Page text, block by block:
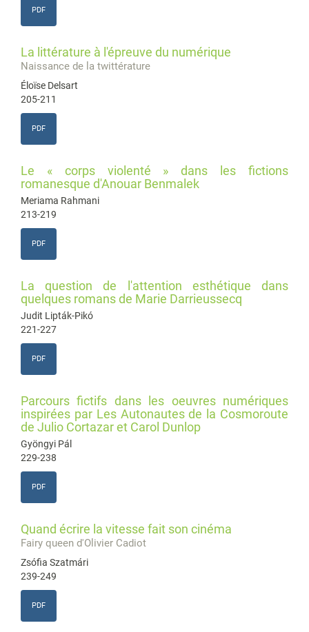
PDF
La littérature à l'épreuve du numérique
Naissance de la twittérature
Éloïse Delsart
205-211
PDF
Le « corps violenté » dans les fictions
romanesque d'Anouar Benmalek
Meriama Rahmani
213-219
PDF
La question de l'attention esthétique dans
quelques romans de Marie Darrieussecq
Judit Lipták-Pikó
221-227
PDF
Parcours fictifs dans les oeuvres numériques
inspirées par Les Autonautes de la Cosmoroute
de Julio Cortazar et Carol Dunlop
Gyöngyi Pál
229-238
PDF
Quand écrire la vitesse fait son cinéma
Fairy queen d'Olivier Cadiot
Zsófia Szatmári
239-249
PDF